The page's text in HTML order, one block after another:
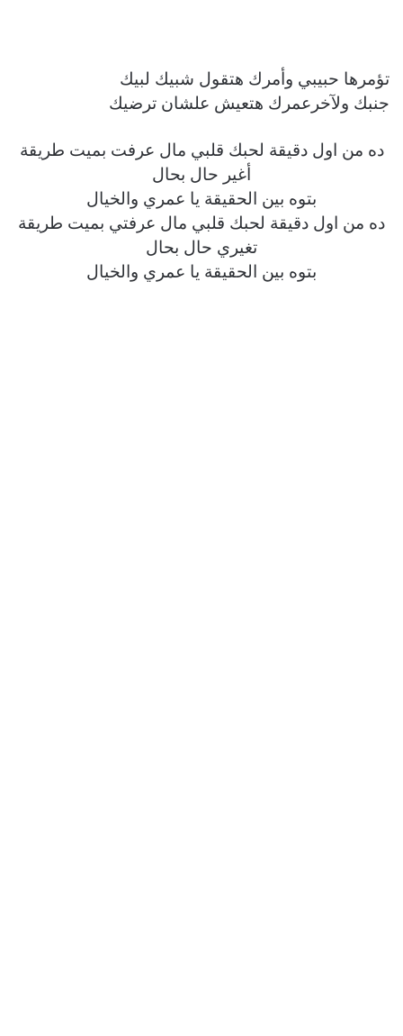
تؤمرها حبيبي وأمرك هتقول شبيك لبيك
جنبك ولآخرعمرك هتعيش علشان ترضيك
ده من اول دقيقة لحبك قلبي مال عرفت بميت طريقة
أغير حال بحال
بتوه بين الحقيقة يا عمري والخيال
ده من اول دقيقة لحبك قلبي مال عرفتي بميت طريقة
تغيري حال بحال
بتوه بين الحقيقة يا عمري والخيال